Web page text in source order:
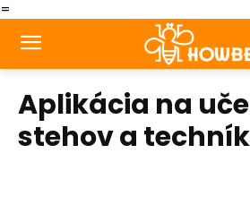
=
Aplikácia na
stehov a